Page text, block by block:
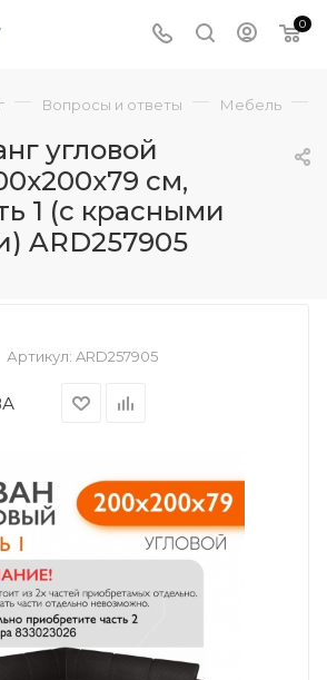
0
— Вопросы и ответы — Мебель —
угловой
см,
1 (с красными
ARD257905
Артикул: ARD257905